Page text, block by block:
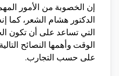
إن الخصوبة من الأمور
الدكتور هشام الشعر، كما
التي تساعد على أن تكون
الوقت وأهمها النصائح
على حسب التجارب.